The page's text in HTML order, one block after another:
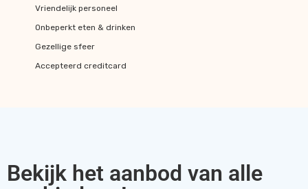
Vriendelijk personeel
Onbeperkt eten & drinken
Gezellige sfeer
Accepteerd creditcard
Bekijk het aanbod van alle